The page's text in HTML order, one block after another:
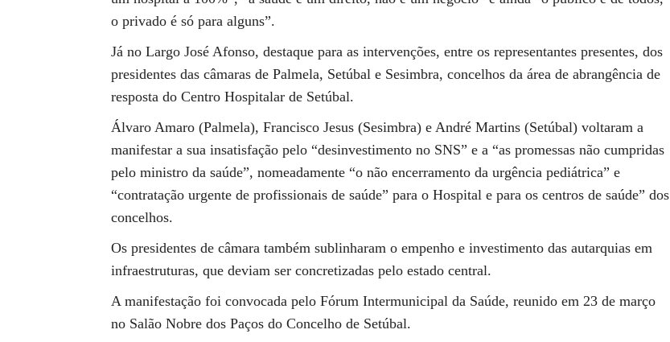
o privado é só para alguns”.
Já no Largo José Afonso, destaque para as intervenções, entre os representantes presentes, dos
presidentes das câmaras de Palmela, Setúbal e Sesimbra, concelhos da área de abrangência de
resposta do Centro Hospitalar de Setúbal.
Álvaro Amaro (Palmela), Francisco Jesus (Sesimbra) e André Martins (Setúbal) voltaram a
manifestar a sua insatisfação pelo “desinvestimento no SNS” e a “as promessas não cumpridas
pelo ministro da saúde”, nomeadamente “o não encerramento da urgência pediátrica” e
“contratação urgente de profissionais de saúde” para o Hospital e para os centros de saúde” dos
concelhos.
Os presidentes de câmara também sublinharam o empenho e investimento das autarquias em
infraestruturas, que deviam ser concretizadas pelo estado central.
A manifestação foi convocada pelo Fórum Intermunicipal da Saúde, reunido em 23 de março
no Salão Nobre dos Paços do Concelho de Setúbal.